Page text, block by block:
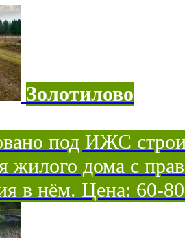
Золотилово
под ИЖС
жилого дома с
в нём. Цена: 60-80